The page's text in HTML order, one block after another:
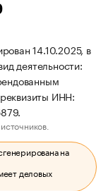
14.10.2025, в
деятельности:
ИНН:
на
деловых